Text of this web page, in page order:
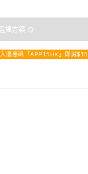
擇方案
優惠碼「APP15HK」即減$15